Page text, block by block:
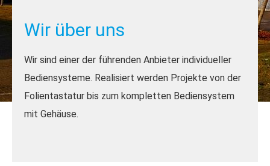
Wir über uns
Wir sind einer der führenden Anbieter individueller
Bediensysteme. Realisiert werden Projekte von der
Folientastatur bis zum kompletten Bediensystem
mit Gehäuse.